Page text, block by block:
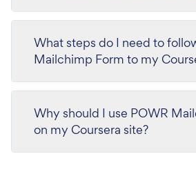
What steps do I need to
Mailchimp Form to my
Why should I use POWR
on my Coursera site?